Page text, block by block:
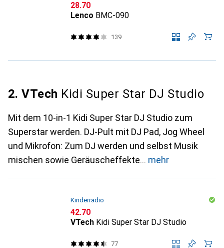
CHF
28.70
Lenco BMC-090
139
2. VTech Kidi Super Star DJ Studio
Mit dem 10-in-1 Kidi Super Star DJ Studio zum
Superstar werden. DJ-Pult mit DJ Pad, Jog Wheel
und Mikrofon: Zum DJ werden und selbst Musik
mischen sowie Geräuscheffekte
mehr
Kinderradio
CHF
42.70
VTech Kidi Super Star DJ Studio
77